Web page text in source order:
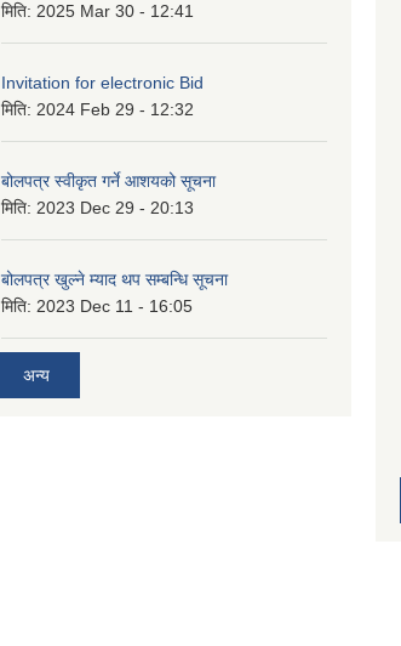
मिति: 2025 Mar 30 - 12:41
Invitation for electronic Bid
मिति: 2024 Feb 29 - 12:32
बोलपत्र स्वीकृत गर्ने आशयको सूचना
मिति: 2023 Dec 29 - 20:13
बोलपत्र खुल्ने म्याद थप सम्बन्धि सूचना
मिति: 2023 Dec 11 - 16:05
अन्य